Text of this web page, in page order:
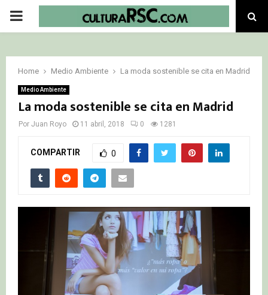
PRIMARY
Home Medio Ambiente La moda sostenible se cita en Madrid
Medio Ambiente
La moda sostenible se cita en Madrid
Por Juan Royo 11 abril, 2018 0 1281
COMPARTIR 0